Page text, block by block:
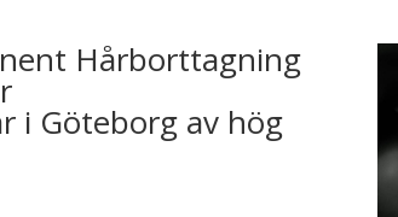
Hårborttagning
i Göteborg av hög